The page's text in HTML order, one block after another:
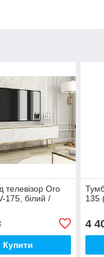
телевізор Oro
175, білий /
Купити
135
4